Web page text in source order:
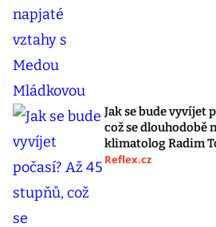
Jak se bude vyvíjet
což se dlouhodobě
klimatolog Radim
Reflex.cz